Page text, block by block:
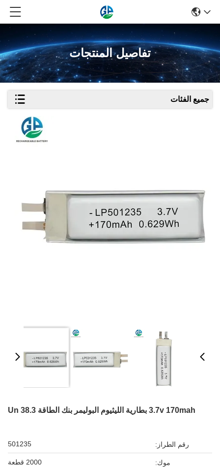
تفاصيل المنتجات
جميع الفئات
3.7v 170mah بطارية الليثيوم البوليمر بنك الطاقة Un 38.3
رقم الطراز: 501235
موك: 2000 قطعة